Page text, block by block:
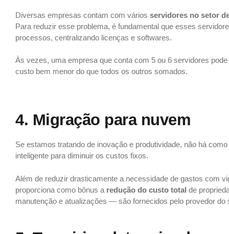
Diversas empresas contam com vários servidores no setor
Para reduzir esse problema, é fundamental que esses
processos, centralizando licenças e softwares.
Às vezes, uma empresa que conta com 5 ou 6 servidores
custo bem menor do que todos os outros somados.
4. Migração para nuvem
Se estamos tratando de inovação e produtividade, não há
inteligente para diminuir os custos fixos.
Além de reduzir drasticamente a necessidade de gastos com
proporciona como bônus a redução do custo total de
manutenção e atualizações — são fornecidos pelo provedor